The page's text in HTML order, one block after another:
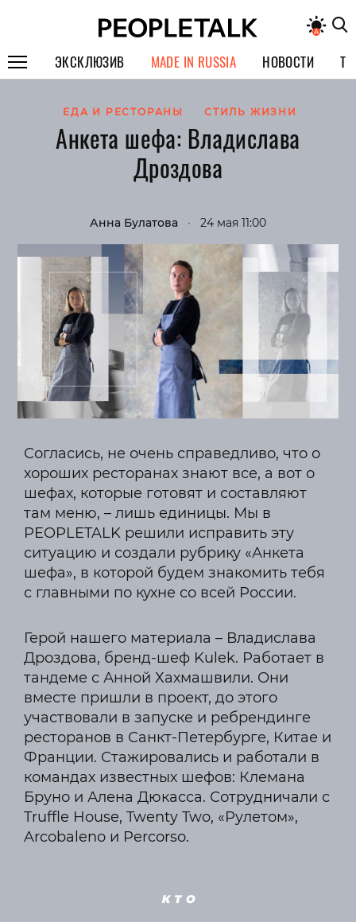
ЭКСКЛЮЗИВ
СПЕЦПРОЕКТЫ
MADE IN RUSSIA НОВОСТИ
ЕДА И РЕСТОРАНЫ СТИЛЬ ЖИЗНИ
Анкета шефа: Владислава
Дроздова
Анна Булатова • 24 мая 11:00
Согласись, не очень справедливо, что о
хороших ресторанах знают все, а вот о
шефах, которые готовят и составляют
там меню, – лишь единицы. Мы в
PEOPLETALK решили исправить эту
ситуацию и создали рубрику «Анкета
шефа», в которой будем знакомить тебя
с главными по кухне со всей России.
Герой нашего материала – Владислава
Дроздова, бренд-шеф Kulek. Работает в
тандеме с Анной Хахмашвили. Они
вместе пришли в проект, до этого
участвовали в запуске и ребрендинге
ресторанов в Санкт-Петербурге, Китае и
Франции. Стажировались и работали в
командах известных шефов: Клемана
Бруно и Алена Дюкасса. Сотрудничали с
Truffle House, Twenty Two, «Рулетом»,
Arcobaleno и Percorso.